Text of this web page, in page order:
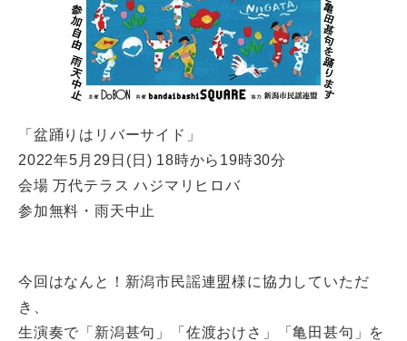
「盆踊りはリバーサイド」
2022年5月29日(日) 18時から19時30分
会場 万代テラス ハジマリヒロバ
参加無料・雨天中止
今回はなんと！新潟市民謡連盟様に協力していただ
き、
生演奏で「新潟甚句」「佐渡おけさ」「亀田甚句」を